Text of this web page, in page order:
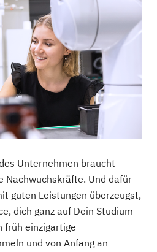
Unternehmen braucht
Nachwuchskräfte. Und dafür
guten Leistungen überzeugst,
dich ganz auf Dein Studium
früh einzigartige
und von Anfang an